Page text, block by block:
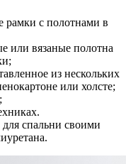
рамки с полотнами в
или вязаные полотна
из нескольких
или холсте;
для спальни своими